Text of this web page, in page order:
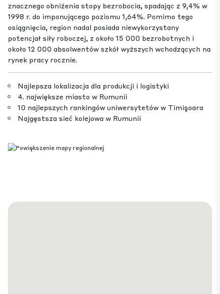
znacznego obniżenia stopy bezrobocia, spadając z 9,4% w
1998 r. do imponującego poziomu 1,64%. Pomimo tego
osiągnięcia, region nadal posiada niewykorzystany
potencjał siły roboczej, z około 15 000 bezrobotnych i
około 12 000 absolwentów szkół wyższych wchodzących na
rynek pracy rocznie.
Najlepsza lokalizacja dla produkcji i logistyki
4. największe miasto w Rumunii
10 najlepszych rankingów uniwersytetów w Timişoara
Najgęstsza sieć kolejowa w Rumunii